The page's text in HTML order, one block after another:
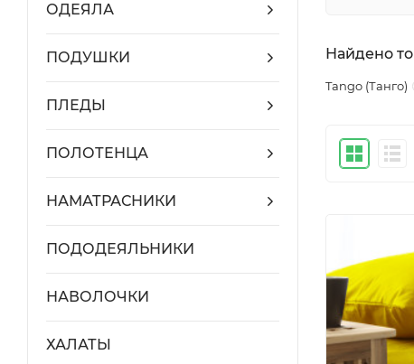
ОДЕЯЛА
ПОДУШКИ
ПЛЕДЫ
ПОЛОТЕНЦА
НАМАТРАСНИКИ
ПОДОДЕЯЛЬНИКИ
НАВОЛОЧКИ
ХАЛАТЫ
Найдено
Tango (Танго)